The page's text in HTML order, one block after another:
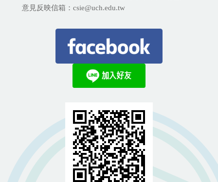
意見反映信箱：csie@uch.edu.tw